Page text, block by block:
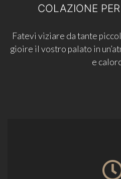
COLAZIONE
Fatevi viziare da tante
gioire il vostro palato in
e